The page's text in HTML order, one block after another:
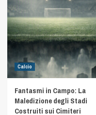
Calcio
Fantasmi in Campo: La
Maledizione degli Stadi
Costruiti sui Cimiteri